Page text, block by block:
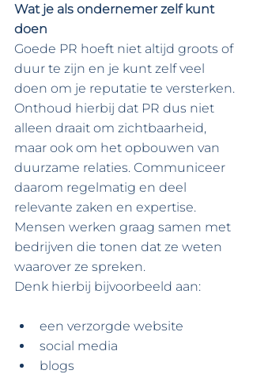
Wat je als ondernemer zelf kunt
doen
Goede PR hoeft niet altijd groots of
duur te zijn en je kunt zelf veel
doen om je reputatie te versterken.
Onthoud hierbij dat PR dus niet
alleen draait om zichtbaarheid,
maar ook om het opbouwen van
duurzame relaties. Communiceer
daarom regelmatig en deel
relevante zaken en expertise.
Mensen werken graag samen met
bedrijven die tonen dat ze weten
waarover ze spreken.
Denk hierbij bijvoorbeeld aan:
een verzorgde website
social media
blogs